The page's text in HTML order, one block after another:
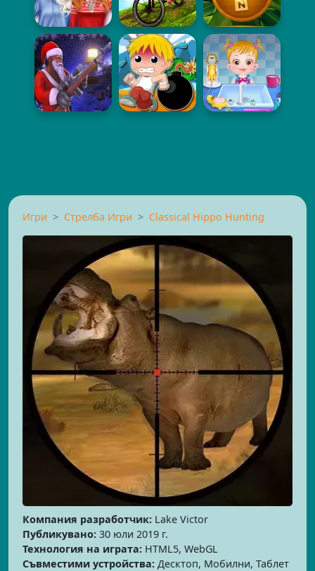
Игри Стрелба Игри Classical Hippo Hunting
Компания разработчик: Lake Victor
Публикувано: 30 юли 2019 г.
Технология на играта: HTML5, WebGL
Съвместими устройства: Десктоп, Мобилни, Таблет